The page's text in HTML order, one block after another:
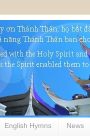
English Hymns News